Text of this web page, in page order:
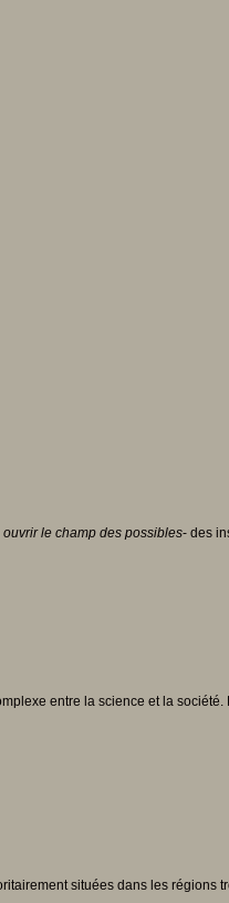
le champ des possibles- des
entre la science et la société.
situées dans les régions